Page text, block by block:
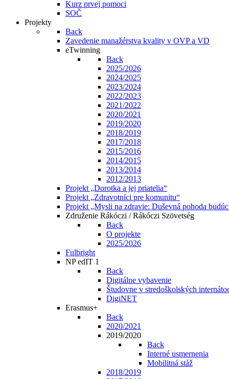
Kurz prvej pomoci
SOČ
Projekty
Back
Zavedenie manažérstva kvality v OVP a VD
eTwinning
Back
2025/2026
2024/2025
2023/2024
2022/2023
2021/2022
2020/2021
2019/2020
2018/2019
2017/2018
2015/2016
2014/2015
2013/2014
2012/2013
Projekt „Dorotka a jej priatelia“
Projekt „Zdravotníci pre komunitu“
Projekt „Mysli na zdravie: Duševná pohoda
Združenie Rákóczi / Rákóczi Szövetség
Back
O projekte
2025/2026
Fulbright
NP edIT 1
Back
Digitálne vybavenie
Študovne v stredoškolských
DigiNET
Erasmus+
Back
2020/2021
2019/2020
Back
Interné usmernenia
Mobilitná stáž
2018/2019